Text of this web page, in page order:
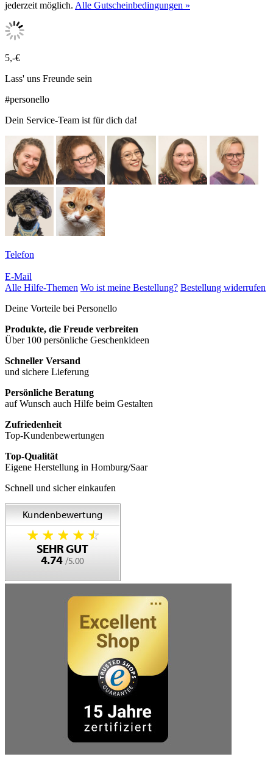
jederzeit möglich. Alle Gutscheinbedingungen »
5,-€
Lass' uns Freunde sein
#personello
Dein Service-Team ist für dich da!
Telefon
E-Mail
Alle Hilfe-Themen Wo ist meine Bestellung? Bestellung widerrufen
Deine Vorteile bei Personello
Produkte, die Freude verbreiten
Über 100 persönliche Geschenkideen
Schneller Versand
und sichere Lieferung
Persönliche Beratung
auf Wunsch auch Hilfe beim Gestalten
Zufriedenheit
Top-Kundenbewertungen
Top-Qualität
Eigene Herstellung in Homburg/Saar
Schnell und sicher einkaufen